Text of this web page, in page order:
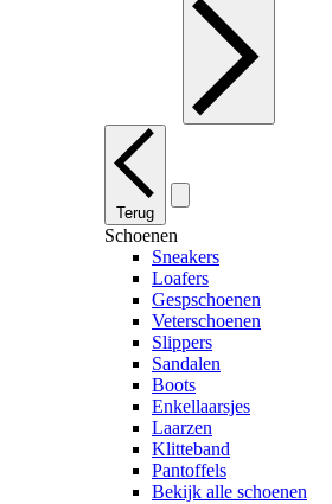
Terug
Schoenen
Sneakers
Loafers
Gespschoenen
Veterschoenen
Slippers
Sandalen
Boots
Enkellaarsjes
Laarzen
Klitteband
Pantoffels
Bekijk alle schoenen